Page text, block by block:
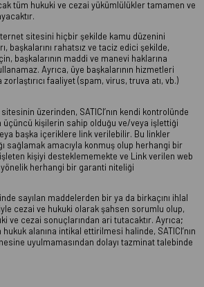
tüm hukuki ve cezai yükümlülükler tamamen ve
sitesini hiçbir şekilde kamu düzenini
başkalarını rahatsız ve taciz edici şekilde,
başkalarının maddi ve manevi haklarına
Ayrıca, üye başkalarının hizmetleri
faaliyet (spam, virus, truva atı, vb.)
sitesinin üzerinden, SATICI’nın kendi kontrolünde
üçüncü kişilerin sahip olduğu ve/veya işlettiği
başka içeriklere link verilebilir. Bu linkler
sağlamak amacıyla konmuş olup herhangi bir
kişiyi desteklememekte ve Link verilen web
herhangi bir garanti niteliği
sayılan maddelerden bir ya da birkaçını ihlal
cezai ve hukuki olarak şahsen sorumlu olup,
ve cezai sonuçlarından ari tutacaktır. Ayrıca;
alanına intikal ettirilmesi halinde, SATICI’nın
uyulmamasından dolayı tazminat talebinde